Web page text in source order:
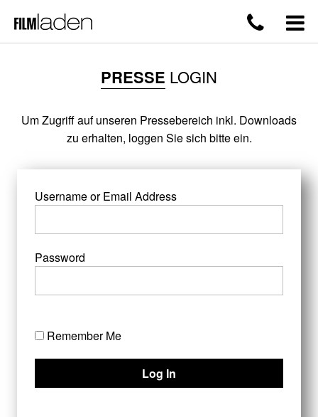
PRESSE LOGIN
Um Zugriff auf unseren Pressebereich inkl. Downloads
zu erhalten, loggen Sie sich bitte ein.
Username or Email Address
Password
Remember Me